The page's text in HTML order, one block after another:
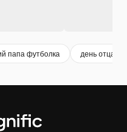
папа футболка день отца